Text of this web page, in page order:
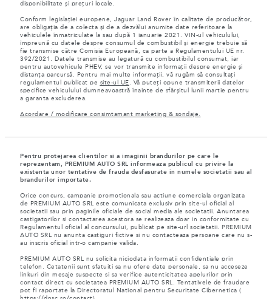
disponibilitate și prețuri locale.
Conform legislației europene, Jaguar Land Rover în calitate de producător,
are obligația de a colecta și de a dezvălui anumite date referitoare la
vehiculele înmatriculate la sau după 1 ianuarie 2021. VIN-ul vehiculului,
împreună cu datele despre consumul de combustibil și energie trebuie să
fie transmise către Comisia Europeană, ca parte a Regulamentului UE nr.
392/2021. Datele transmise au legatură cu combustibilul consumat, iar
pentru autovehicule PHEV, se vor transmite informații despre energie și
distanța parcursă. Pentru mai multe informații, vă rugăm să consultați
regulamentul publicat pe site-ul UE . Vă puteți opune transmiterii datelor
specifice vehiculului dumneavoastră înainte de sfârșitul lunii martie pentru
a garanta excluderea.
Acordare / modificare consimtamant marketing & sondaje.
Pentru protejarea clientilor si a imaginii brandurilor pe care le
reprezentam, PREMIUM AUTO SRL informeaza publicul cu privire la
existenta unor tentative de frauda desfasurate in numele societatii sau al
brandurilor importate.
Orice concurs, campanie promotionala sau actiune comerciala organizata
de PREMIUM AUTO SRL este comunicata exclusiv prin site-ul oficial al
societatii sau prin paginile oficiale de social media ale societatii. Anuntarea
castigatorilor si contactarea acestora se realizeaza doar in conformitate cu
Regulamentul oficial al concursului, publicat pe site-url societatii. PREMIUM
AUTO SRL nu anunta castiguri fictive si nu contacteaza persoane care nu s-
au inscris oficial intr-o campanie valida.
PREMIUM AUTO SRL nu solicita niciodata informatii confidentiale prin
telefon. Cetatenii sunt sfatuiti sa nu ofere date personale, sa nu acceseze
linkuri din mesaje suspecte si sa verifice autenticitatea apelurilor prin
contact direct cu societatea PREMIUM AUTO SRL. Tentativele de fraudare
pot fi raportate la Directoratul National pentru Securitate Cibernetica (